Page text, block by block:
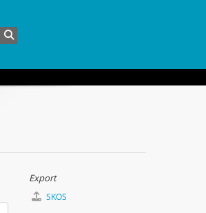
Export
SKOS